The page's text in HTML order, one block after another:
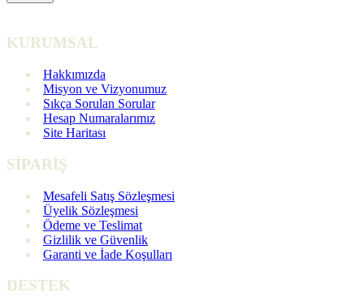
KURUMSAL
Hakkımızda
Misyon ve Vizyonumuz
Sıkça Sorulan Sorular
Hesap Numaralarımız
Site Haritası
SİPARİŞ
Mesafeli Satış Sözleşmesi
Üyelik Sözleşmesi
Ödeme ve Teslimat
Gizlilik ve Güvenlik
Garanti ve İade Koşulları
DESTEK